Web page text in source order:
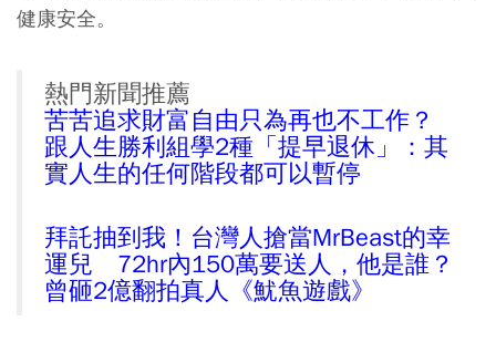
健康安全。
熱門新聞推薦
苦苦追求財富自由只為再也不工作？
跟人生勝利組學2種「提早退休」：其
實人生的任何階段都可以暫停
拜託抽到我！台灣人搶當MrBeast的幸
運兒 72hr內150萬要送人，他是誰？
曾砸2億翻拍真人《魷魚遊戲》